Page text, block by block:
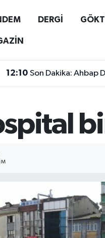
DERGİ
12:10 Son Dakika: Ahbap